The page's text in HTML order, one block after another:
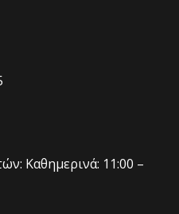
Καθημερινά: 11:00 –